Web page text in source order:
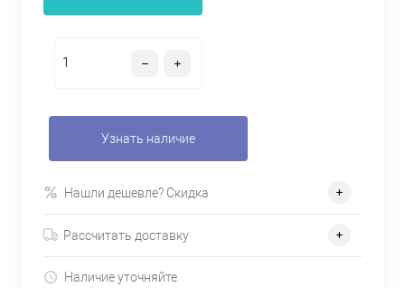
Узнать наличие
Нашли дешевле? Скидка
Рассчитать доставку
Наличие уточняйте